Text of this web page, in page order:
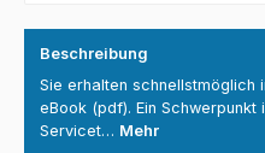
Beschreibung
Sie erhalten schnellstmöglich
eBook (pdf). Ein
Servicet… Mehr